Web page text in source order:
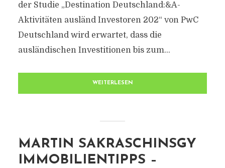
der Studie „Destination Deutschland:&A-
Aktivitäten ausländ Investoren 202“ von PwC
Deutschland wird erwartet, dass die
ausländischen Investitionen bis zum...
WEITERLESEN
MARTIN SAKRASCHINSGY
IMMOBILIENTIPPS –